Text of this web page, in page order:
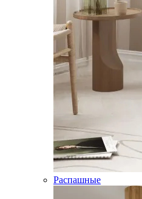
Распашные